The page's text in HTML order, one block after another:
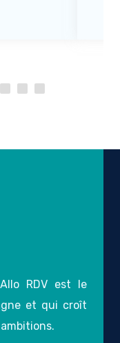
RDV est le
et qui croît